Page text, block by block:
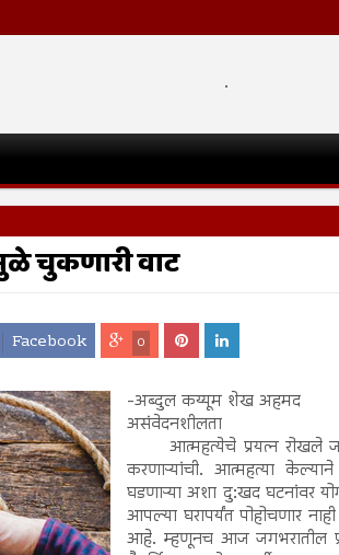
.
चुकणारी वाट
Facebook 0
-अब्दुल कय्यूम शेख अहमद
असंवेदनशीलता
आत्महत्येचे प्रयत्न रोखले
करणाऱ्यांची. आत्महत्या
घडणाऱ्या अशा दु:खद घटनांवर
आपल्या घरापर्यंत पोहोचणार
आहे. म्हणूनच आज जगभरातील